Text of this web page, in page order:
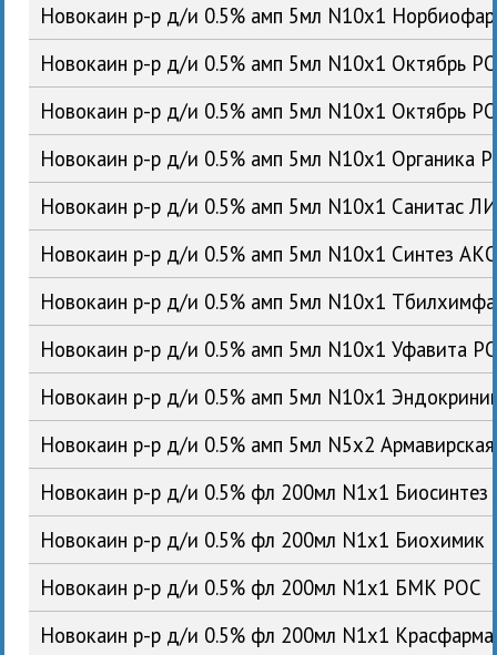
Новокаин р-р д/и 0.5% амп 5мл N10x1
Новокаин р-р д/и 0.5% амп 5мл N10x1 Октябрь
Новокаин р-р д/и 0.5% амп 5мл N10x1 Октябрь
Новокаин р-р д/и 0.5% амп 5мл N10x1 Органика
Новокаин р-р д/и 0.5% амп 5мл N10x1 Санитас
Новокаин р-р д/и 0.5% амп 5мл N10x1 Синтез
Новокаин р-р д/и 0.5% амп 5мл N10x1
Новокаин р-р д/и 0.5% амп 5мл N10x1 Уфавита
Новокаин р-р д/и 0.5% амп 5мл N10x1
Новокаин р-р д/и 0.5% амп 5мл N5x2
Новокаин р-р д/и 0.5% фл 200мл N1x1
Новокаин р-р д/и 0.5% фл 200мл N1x1 Биохимик
Новокаин р-р д/и 0.5% фл 200мл N1x1 БМК РОС
Новокаин р-р д/и 0.5% фл 200мл N1x1